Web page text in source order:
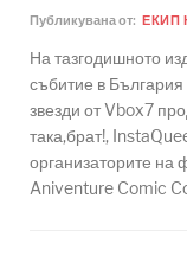
Публикувана от: ЕКИП
На тазгодишното
събитие в
звезди от Vbox7
така,брат!,
организаторите
Aniventure Comic